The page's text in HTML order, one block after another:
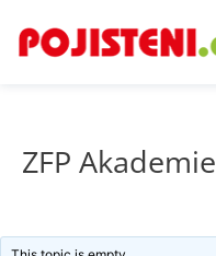
ZFP Akademie